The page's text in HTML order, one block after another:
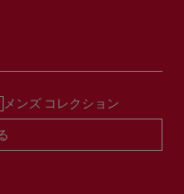
メンズ コレクション